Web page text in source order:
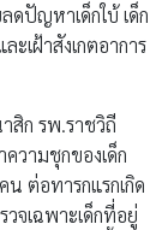
ดปัญหาเด็กใบ้ เด็ก
เฝ้าสังเกตอาการ
สิก รพ.ราชวิถี
วามชุกของเด็ก
ต่อทารกแรกเกิด
วจเฉพาะเด็กที่อยู่